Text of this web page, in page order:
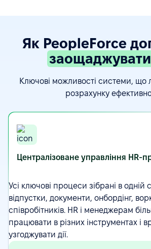
Як PeopleForce
Ключові можливості системи, що
розрахунку
Централізоване управління HR-
Усі ключові процеси зібрані в одній
відпустки, документи, онбордінг,
співробітників. HR і менеджерам
працювати в різних інструментах і
узгоджувати дії.